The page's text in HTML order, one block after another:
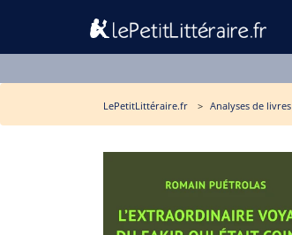
LePetitLittéraire.fr Analyses de livres